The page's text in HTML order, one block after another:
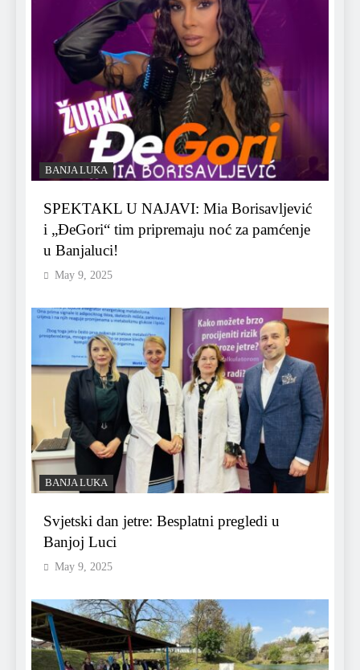
BANJA LUKA
SPEKTAKL U NAJAVI: Mia Borisavljević
i „ĐeGori“ tim pripremaju noć za pamćenje
u Banjaluci!
May 9, 2025
BANJA LUKA
Svjetski dan jetre: Besplatni pregledi u
Banjoj Luci
May 9, 2025